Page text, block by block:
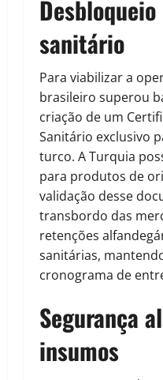
sanitário
Para viabilizar a
brasileiro superou
criação de um
Sanitário exclusivo
turco. A Turquia
para produtos de
validação desse
transbordo das
retenções
sanitárias,
cronograma de
Segurança
insumos